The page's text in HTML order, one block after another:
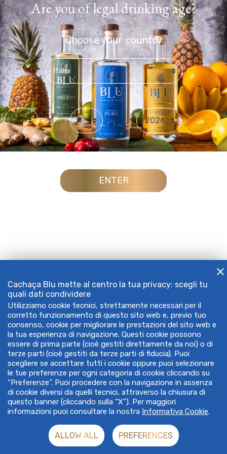
Are you of legal drinking age?
Choose your country
Day Month Year
ENTER
Cachaça Blu mette al centro la tua privacy: scegli tu
quali dati condividere
Utilizziamo cookie tecnici, strettamente necessari per il
corretto funzionamento di questo sito web e, previo tuo
consenso, cookie per migliorare le prestazioni del sito web e
la tua esperienza di navigazione. Questi cookie possono
essere di prima parte (cioè gestiti direttamente da noi) o di
terze parti (cioè gestiti da terze parti di fiducia). Puoi
scegliere se accettare tutti i cookie oppure puoi selezionare
le tue preferenze per ogni categoria di cookie cliccando su
“Preferenze”. Puoi procedere con la navigazione in assenza
di cookie diversi da quelli tecnici, attraverso la chiusura di
questo banner (cliccando sulla “X”). Per maggiori
informazioni puoi consultare la nostra Informativa Cookie.
ALLOW ALL PREFERENCES